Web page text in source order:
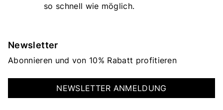
so schnell wie möglich.
Newsletter
Abonnieren und von 10% Rabatt profitieren
NEWSLETTER ANMELDUNG